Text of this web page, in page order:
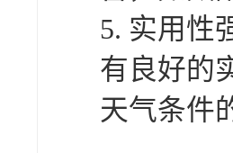
5. 实用性
有良好的
天气条件